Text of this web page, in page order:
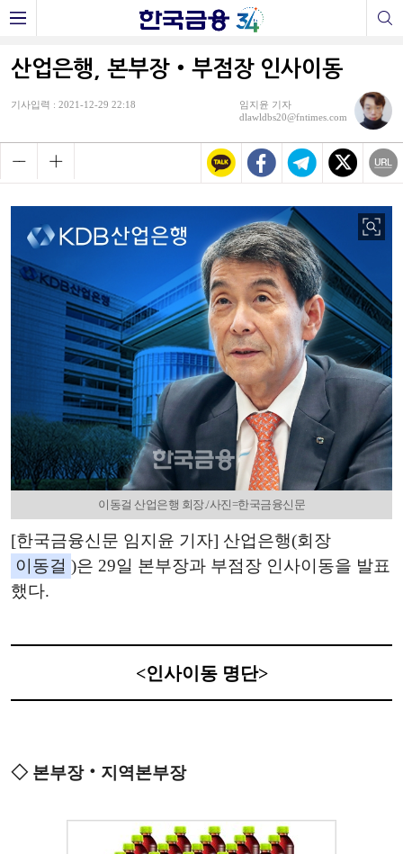
산업은행, 본부장‧부점장 인사이동
기사입력 : 2021-12-29 22:18
임지윤 기자
dlawldbs20@fntimes.com
이동걸 산업은행 회장./사진=한국금융신문
[한국금융신문 임지윤 기자] 산업은행(회장
이동걸 )은 29일 본부장과 부점장 인사이동을 발표
했다.
<인사이동 명단>
◇ 본부장‧지역본부장